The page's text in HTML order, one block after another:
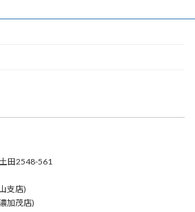
田2548-561
支店)
加茂店)